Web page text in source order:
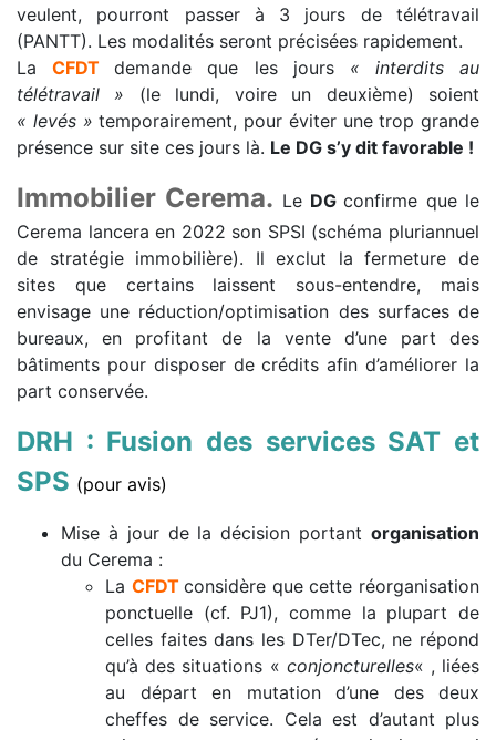
veulent, pourront passer à 3 jours de télétravail
(PANTT). Les modalités seront précisées rapidement.
LaCFDTdemande que les jours « interdits au
télétravail » (le lundi, voire un deuxième) soient
« levés »temporairement, pour éviter une trop grande
présence sur site ces jours là. Le DG s’y dit favorable !
Immobilier Cerema. Le DGconfirme que le
Cerema lancera en 2022 son SPSI (schéma pluriannuel
de stratégie immobilière). Il exclut la fermeture de
sites que certains laissent sous-entendre, mais
envisage une réduction/optimisation des surfaces de
bureaux, en profitant de la vente d’une part des
bâtiments pour disposer de crédits afin d’améliorer la
part conservée.
DRH : Fusion des services SAT et
SPS (pour avis)
Mise à jour de la décision portant organisation
du Cerema :
La CFDTconsidère que cette réorganisation
ponctuelle (cf. PJ1), comme la plupart de
celles faites dans les DTer/DTec, ne répond
qu’à des situations « conjoncturelles« , liées
au départ en mutation d’une des deux
cheffes de service. Cela est d’autant plus